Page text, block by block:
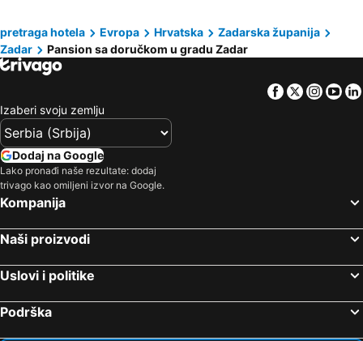
Privlaka, bed and breakfasts
Vrsi, bed and breakfasts
Karlobag, bed and breakfasts
Benkovac, bed and breakfasts
Obrovac, bed and breakfasts
pretraga hotela Evropa Hrvatska
Zadarska županija
Zadar
Pansion sa doručkom u gradu Zadar
Facebook
Twitter
Izaberi svoju zemlju
Dodaj na Google
Lako pronađi naše rezultate: dodaj
trivago kao omiljeni izvor na Google.
Kompanija
Naši proizvodi
Uslovi i politike
Podrška